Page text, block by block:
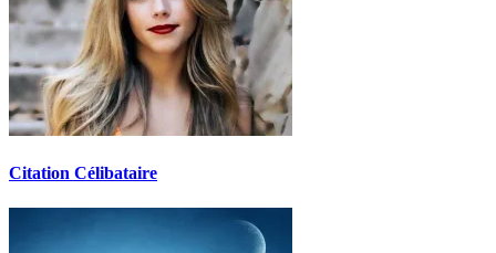
Citation Célibataire